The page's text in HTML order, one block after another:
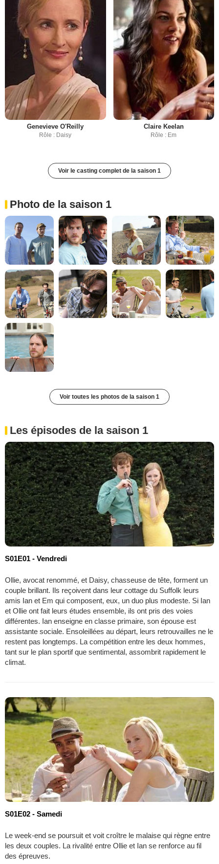
Genevieve O'Reilly
Rôle : Daisy
Claire Keelan
Rôle : Em
Voir le casting complet de la saison 1
Photo de la saison 1
Voir toutes les photos de la saison 1
Les épisodes de la saison 1
S01E01 - Vendredi
Ollie, avocat renommé, et Daisy, chasseuse de tête, forment un
couple brillant. Ils reçoivent dans leur cottage du Suffolk leurs
amis Ian et Em qui composent, eux, un duo plus modeste. Si Ian
et Ollie ont fait leurs études ensemble, ils ont pris des voies
différentes. Ian enseigne en classe primaire, son épouse est
assistante sociale. Ensoleillées au départ, leurs retrouvailles ne le
restent pas longtemps. La compétition entre les deux hommes,
tant sur le plan sportif que sentimental, assombrit rapidement le
climat.
S01E02 - Samedi
Le week-end se poursuit et voit croître le malaise qui règne entre
les deux couples. La rivalité entre Ollie et Ian se renforce au fil
des épreuves.